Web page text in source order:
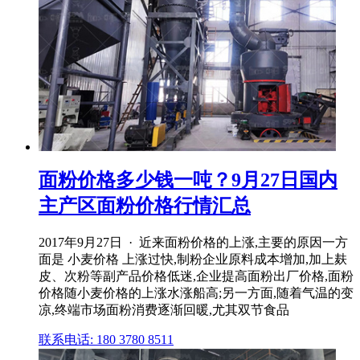
面粉价格多少钱一吨？9月27日国内
主产区面粉价格行情汇总
2017年9月27日 · 近来面粉价格的上涨,主要的原因一方
面是 小麦价格 上涨过快,制粉企业原料成本增加,加上麸
皮、次粉等副产品价格低迷,企业提高面粉出厂价格,面粉
价格随小麦价格的上涨水涨船高;另一方面,随着气温的变
凉,终端市场面粉消费逐渐回暖,尤其双节食品
联系电话: 180 3780 8511